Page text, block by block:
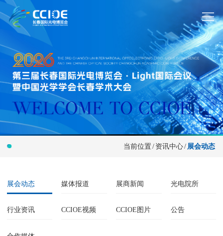
当前位置/资讯中心/展会动态
展会动态 媒体报道 展商新闻 光电院所
行业资讯 CCIOE视频 CCIOE图片 公告